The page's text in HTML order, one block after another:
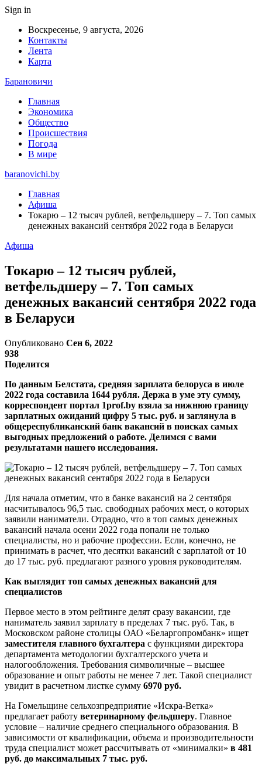
Sign in
Воскресенье, 9 августа, 2026
Контакты
Лента
Карта
Барановичи
Главная
Экономика
Общество
Происшествия
Погода
В мире
baranovichi.by
Главная
Афиша
Токарю – 12 тысяч рублей, ветфельдшеру – 7. Топ самых
денежных вакансий сентября 2022 года в Беларуси
Афиша
Токарю – 12 тысяч рублей,
ветфельдшеру – 7. Топ самых
денежных вакансий сентября 2022 года
в Беларуси
Опубликовано Сен 6, 2022
938
Поделится
По данным Белстата, средняя зарплата белоруса в июле
2022 года составила 1644 рубля. Держа в уме эту сумму,
корреспондент портал 1prof.by взяла за нижнюю границу
зарплатных ожиданий цифру 5 тыс. руб. и заглянула в
общереспубликанский банк вакансий в поисках самых
выгодных предложений о работе. Делимся с вами
результатами нашего исследования.
Для начала отметим, что в банке вакансий на 2 сентября
насчитывалось 96,5 тыс. свободных рабочих мест, о которых
заявили наниматели. Отрадно, что в топ самых денежных
вакансий начала осени 2022 года попали не только
специалисты, но и рабочие профессии. Если, конечно, не
принимать в расчет, что десятки вакансий с зарплатой от 10
до 17 тыс. руб. предлагают разного уровня руководителям.
Как выглядит топ самых денежных вакансий для
специалистов
Первое место в этом рейтинге делят сразу вакансии, где
наниматель заявил зарплату в пределах 7 тыс. руб. Так, в
Московском районе столицы ОАО «Беларгопромбанк» ищет
заместителя главного бухгалтера с функциями директора
департамента методологии бухгалтерского учета и
налогообложения. Требования символичные – высшее
образование и опыт работы не менее 7 лет. Такой специалист
увидит в расчетном листке сумму 6970 руб.
На Гомельщине сельхозпредприятие «Искра-Ветка»
предлагает работу ветеринарному фельдшеру. Главное
условие – наличие среднего специального образования. В
зависимости от квалификации, объема и производительности
труда специалист может рассчитывать от «минималки» в 481
руб. до максимальных 7 тыс. руб.